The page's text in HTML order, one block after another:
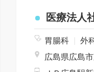
医療法人
胃腸科 外
広島県広島